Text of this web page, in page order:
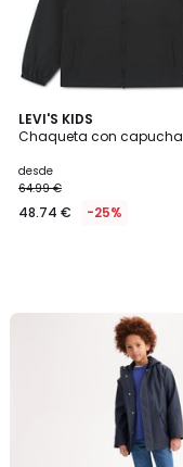
LEVI'S KIDS
Chaqueta con capucha
desde
64.99 €
48.74 € -25%